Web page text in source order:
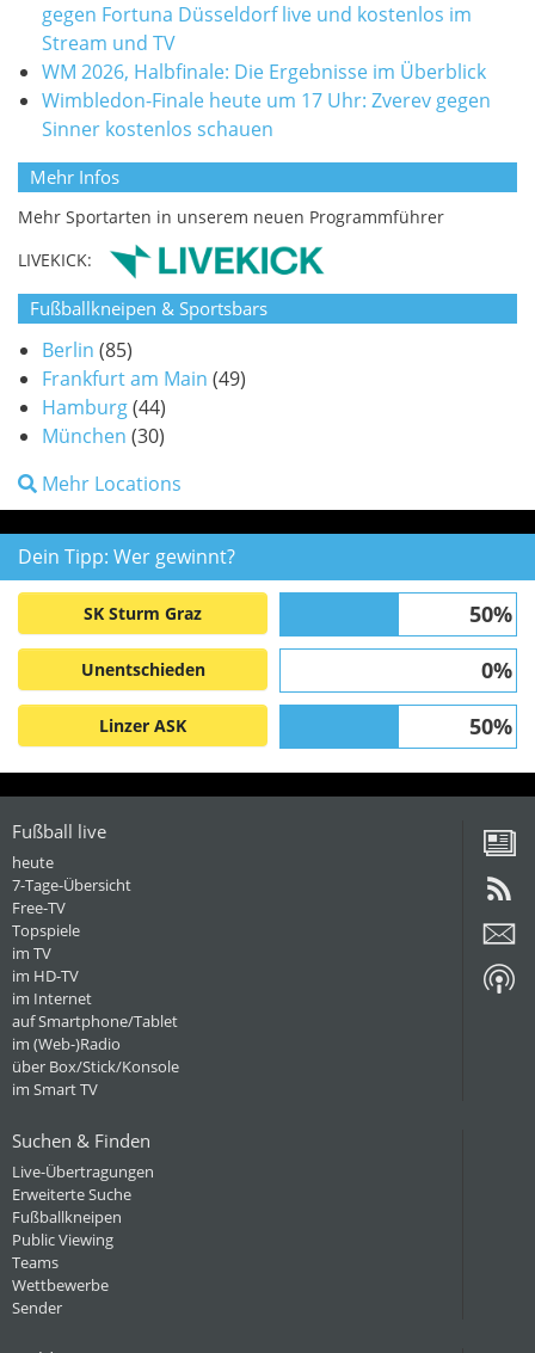
gegen Fortuna Düsseldorf live und kostenlos im
Stream und TV
WM 2026, Halbfinale: Die Ergebnisse im Überblick
Wimbledon-Finale heute um 17 Uhr: Zverev gegen
Sinner kostenlos schauen
Mehr Infos
Mehr Sportarten in unserem neuen Programmführer
LIVEKICK:
Fußballkneipen & Sportsbars
Berlin (85)
Frankfurt am Main (49)
Hamburg(44)
München (30)
Mehr Locations
Dein Tipp: Wer gewinnt?
SK Sturm Graz 50%
Unentschieden 0%
Linzer ASK 50%
Fußball live
heute
7-Tage-Übersicht
Free-TV
Topspiele
im TV
im HD-TV
im Internet
auf Smartphone/Tablet
im (Web-)Radio
über Box/Stick/Konsole
im Smart TV
Suchen & Finden
Live-Übertragungen
Erweiterte Suche
Fußballkneipen
Public Viewing
Teams
Wettbewerbe
Sender